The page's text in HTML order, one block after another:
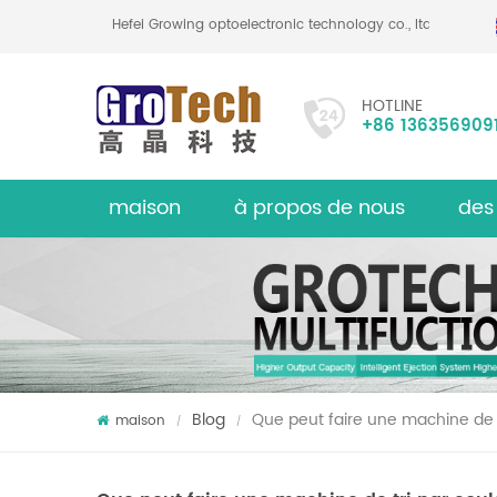
Hefei Growing optoelectronic technology co., ltd
HOTLINE
+86
maison à propos de nous
maison / Blog / Que peut faire une machine